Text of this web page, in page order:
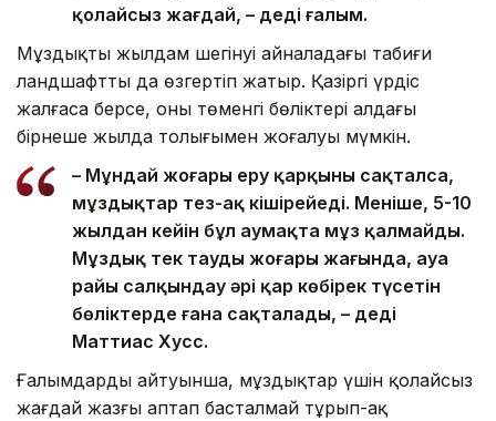
қолайсыз жағдай, – деді ғалым.
Мұздықтың жылдам шегінуі айналадағы табиғи
ландшафтты да өзгертіп жатыр. Қазіргі үрдіс
жалғаса берсе, оның төменгі бөліктері алдағы
бірнеше жылда толығымен жоғалуы мүмкін.
– Мұндай жоғары еру қарқыны сақталса,
мұздықтар тез-ақ кішірейеді. Меніңше, 5-10
жылдан кейін бұл аумақта мұз қалмайды.
Мұздық тек таудың жоғары жағында, ауа
райы салқындау әрі қар көбірек түсетін
бөліктерде ғана сақталады, – деді
Маттиас Хусс.
Ғалымдардың айтуынша, мұздықтар үшін қолайсыз
жағдай жазғы аптап басталмай тұрып-ақ